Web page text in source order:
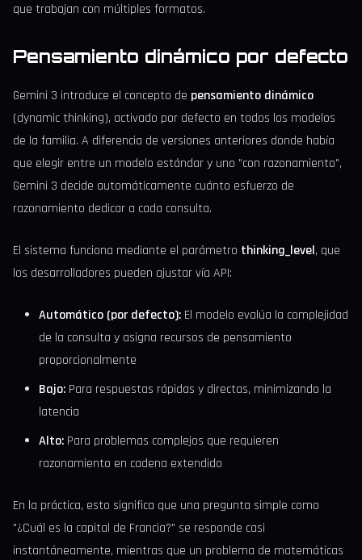
que trabajan con múltiples formatos.
Pensamiento dinámico por defecto
Gemini 3 introduce el concepto de pensamiento dinámico
(dynamic thinking), activado por defecto en todos los modelos
de la familia. A diferencia de versiones anteriores donde había
que elegir entre un modelo estándar y uno "con razonamiento",
Gemini 3 decide automáticamente cuánto esfuerzo de
razonamiento dedicar a cada consulta.
El sistema funciona mediante el parámetro thinking_level, que
los desarrolladores pueden ajustar vía API:
Automático (por defecto): El modelo evalúa la complejidad
de la consulta y asigna recursos de pensamiento
proporcionalmente
Bajo: Para respuestas rápidas y directas, minimizando la
latencia
Alto: Para problemas complejos que requieren
razonamiento en cadena extendido
En la práctica, esto significa que una pregunta simple como
"¿Cuál es la capital de Francia?" se responde casi
instantáneamente, mientras que un problema de matemáticas